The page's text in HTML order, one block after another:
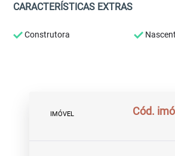
CARACTERÍSTICAS EXTRAS
Construtora
IMÓVEL Cód.